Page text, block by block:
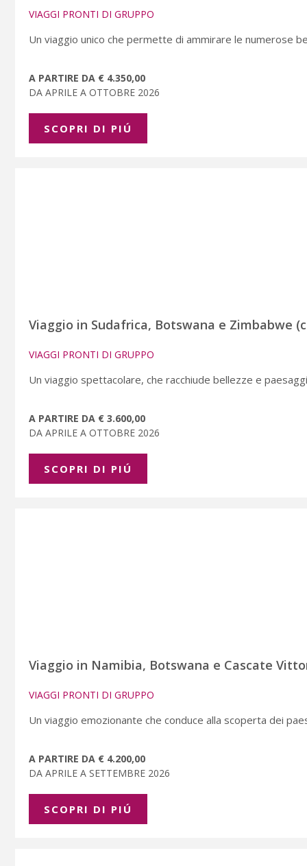
VIAGGI PRONTI DI GRUPPO
Un viaggio unico che permette di ammirare le numerose
A PARTIRE DA € 4.350,00
DA APRILE A OTTOBRE 2026
SCOPRI DI PIÚ
Viaggio in Sudafrica, Botswana e Zimbabwe
VIAGGI PRONTI DI GRUPPO
Un viaggio spettacolare, che racchiude bellezze e
A PARTIRE DA € 3.600,00
DA APRILE A OTTOBRE 2026
SCOPRI DI PIÚ
Viaggio in Namibia, Botswana e Cascate
VIAGGI PRONTI DI GRUPPO
Un viaggio emozionante che conduce alla scoperta dei
A PARTIRE DA € 4.200,00
DA APRILE A SETTEMBRE 2026
SCOPRI DI PIÚ